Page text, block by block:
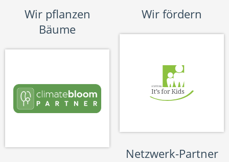
Wir pflanzen
Bäume
Wir fördern
Netzwerk-Partner